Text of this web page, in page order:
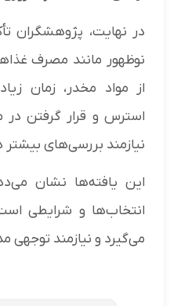
در نهایت، پژوهشگران
نوظهور مانند مصرف
از مواد مخدر، زمان
استرس و قرار گرفتن در
نیازمند بررسی‌های
این یافته‌ها نشان
انتخاب‌ها و شرایطی
می‌گیرد و نیازمند توجهی